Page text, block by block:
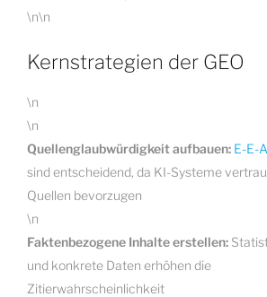
\n\n
Kernstrategien der GEO
\n
\n
Quellenglaubwürdigkeit aufbauen: E-E-
sind entscheidend, da KI-Systeme
Quellen bevorzugen
\n
Faktenbezogene Inhalte erstellen:
und konkrete Daten erhöhen die
Zitierwahrscheinlichkeit